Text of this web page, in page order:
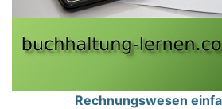
Rechnungswesen